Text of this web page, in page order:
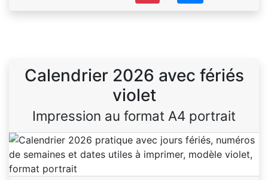
Calendrier 2026 avec fériés
violet
Impression au format A4 portrait